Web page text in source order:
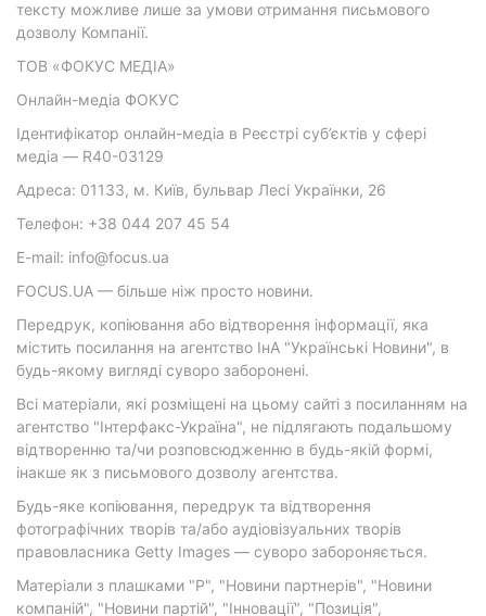
тексту можливе лише за умови отримання письмового
дозволу Компанії.
ТОВ «ФОКУС МЕДІА»
Онлайн-медіа ФОКУС
Ідентифікатор онлайн-медіа в Реєстрі суб’єктів у сфері
медіа — R40-03129
Адреса: 01133, м. Київ, бульвар Лесі Українки, 26
Телефон: +38 044 207 45 54
E-mail: info@focus.ua
FOCUS.UA — більше ніж просто новини.
Передрук, копіювання або відтворення інформації, яка
містить посилання на агентство ІнА "Українські Новини", в
будь-якому вигляді суворо заборонені.
Всі матеріали, які розміщені на цьому сайті з посиланням на
агентство "Інтерфакс-Україна", не підлягають подальшому
відтворенню та/чи розповсюдженню в будь-якій формі,
інакше як з письмового дозволу агентства.
Будь-яке копіювання, передрук та відтворення
фотографічних творів та/або аудіовізуальних творів
правовласника Getty Images — суворо забороняється.
Матеріали з плашками "Р", "Новини партнерів", "Новини
компаній", "Новини партій", "Інновації", "Позиція",